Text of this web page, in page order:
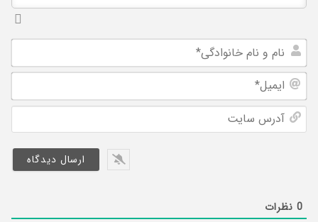
و
0 نظرات